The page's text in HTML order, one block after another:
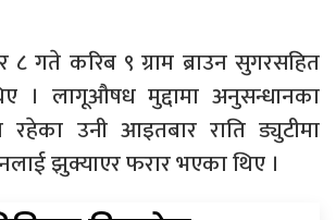
८ गते करिब ९ ग्राम ब्राउन सुगरसहित
। लागूऔषध मुद्दामा अनुसन्धानका
रहेका उनी आइतबार राति ड्युटीमा
झुक्याएर फरार भएका थिए ।